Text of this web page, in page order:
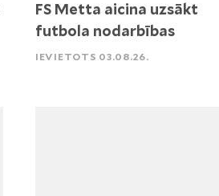
FS Metta aicina uzsākt
futbola nodarbības
IEVIETOTS 03.08.26.